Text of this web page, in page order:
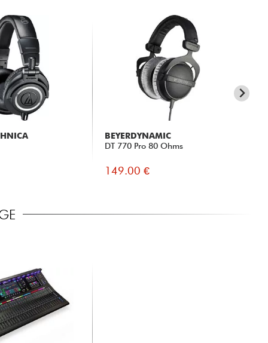
BEYERDYNAMIC
DT 770 Pro 80 Ohms
149.00 €